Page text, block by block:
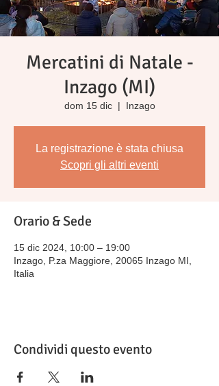
Mercatini di Natale -
Inzago (MI)
dom 15 dic
  |
Inzago
La registrazione è stata chiusa
Scopri gli altri eventi
Orario & Sede
15 dic 2024, 10:00 – 19:00
Inzago, P.za Maggiore, 20065 Inzago MI,
Italia
Condividi questo evento